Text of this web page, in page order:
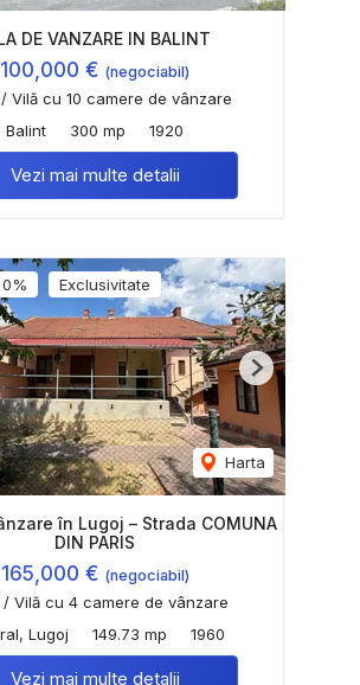
DE VANZARE IN BALINT
100,000 € (negociabil)
Vilă cu 10 camere de vânzare
Balint
300 mp 1920
Vezi mai multe detalii
Exclusivitate
Harta
Next
în Lugoj – Strada COMUNA
DIN PARIS
165,000 € (negociabil)
/ Vilă cu 4 camere de vânzare
Lugoj
149.73 mp 1960
Vezi mai multe detalii